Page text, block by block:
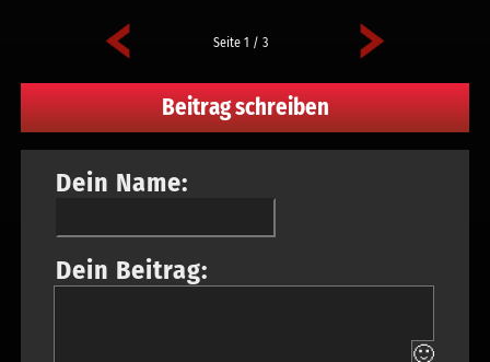
Seite 1 / 3
Beitrag schreiben
Dein Name:
Dein Beitrag:
🙂